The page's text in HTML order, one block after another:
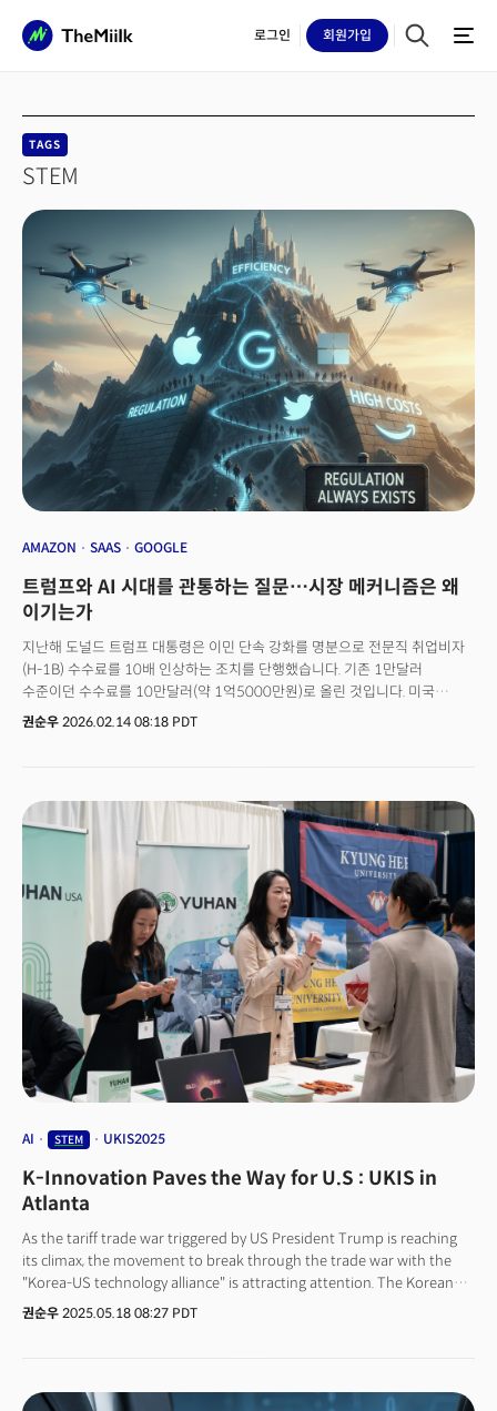
로그인 회원가입
TAGS
STEM
AMAZON SAAS GOOGLE
트럼프와 AI 시대를 관통하는 질문…시장 메커니즘은 왜
이기는가
지난해 도널드 트럼프 대통령은 이민 단속 강화를 명분으로 전문직 취업비자
(H-1B) 수수료를 10배 인상하는 조치를 단행했습니다. 기존 1만달러
수준이던 수수료를 10만달러(약 1억5000만원)로 올린 것입니다. 미국
유학생 대졸자 상당수가 이 비자를 통해 취업 후 영주권으로 이어지는 경로를
마이크로소프트, 구글 등 빅테크 기업들은 OPT(졸업 후 현장실습) 프로그램을
활용하거나 기존 비자 보유자를 채용하는 방식으로 대응에 나섰습니다.
핵심은 ‘수수료를 내지 않아도 되는 인력 카테고리’ 였습니다. 기존 H-1B
보유자 재고용, 학생비자 전환, 기타 비이민 취업비자 활용이 대표적입니다.
특히 미국 대학 졸업 외국인을 대상으로 한 OPT(Optional Practical
Training) 제도는 중요한 완충장치로 활용되고 있습니다. STEM 전공자는
최장 3년간 근무가 가능해, 기업 입장에서는 당장 10만달러를 부담하지
않고도 인력을 확보할 수 있다는 장점이 있습니다. 또 이후 H-1B로
전환하더라도 면제 대상이 되는 경우가 많습니다. 연봉 전략도 병행하고
있습니다. 정부가 최근 추첨 방식에서 ‘고임금 우선’ 구조를 강화하면서, 평균
연봉이 높은 대기업이 당첨 확률에서 유리해졌는데요. 해외 법인을 활용해
인력을 일시적으로 본국이나 제3국으로 배치하는 방안도 검토되고 있습니다.
글로벌 오피스가 없는 스타트업에는 사실상 불가능한 선택지입니다. 비용이
상승했다고 해서 채용을 멈추는 것이 아니라, 구조를 재설계하고 있는
구조조정 과정에서 ‘효율성’을 강조했듯이, 기업 역시 동일한 원칙에 따라
구조를 찾습니다. 그 결과 정책이 의도했던 억제 효과는 제한적인 반면, 인재의
대기업 집중과 글로벌 분산 배치는 오히려 가속화되는 양상입니다.이번
언제나 효율을 향해 이동한다는 점입니다.
권순우 2026.02.14 08:18 PDT
AI STEM UKIS2025
K-Innovation Paves the Way for U.S : UKIS in
Atlanta
As the tariff trade war triggered by US President Trump is reaching
its climax, the movement to break through the trade war with the
"Korea-US technology alliance" is attracting attention. The Korean
Science and Technology Association (KSEA, Chairman Oh Tae-hwan)
create practical business results in connection with the 'UKC 2025
권순우 2025.05.18 08:27 PDT